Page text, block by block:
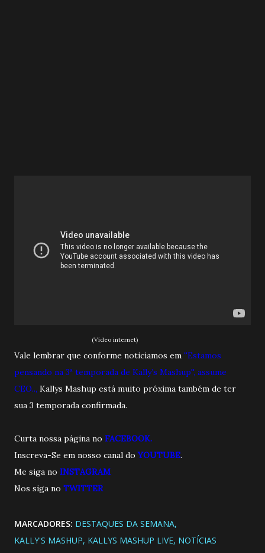
(Vídeo internet)
Vale lembrar que conforme noticiamos em ''Estamos
pensando na 3ª temporada de Kally’s Mashup'', assume
CEO.., Kallys Mashup está muito próxima também de ter
sua 3 temporada confirmada.
Curta nossa página no FACEBOOK.
Inscreva-Se em nosso canal do YOUTUBE.
Me siga no INSTAGRAM
Nos siga no TWITTER
MARCADORES: DESTAQUES DA SEMANA
KALLY'S MASHUP KALLYS MASHUP LIVE NOTÍCIAS